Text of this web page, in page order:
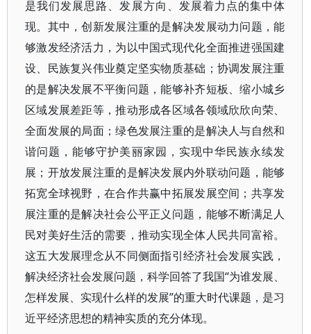
是我们发展思路、发展方向、发展着力点的集中体
现。其中，创新发展注重的是解决发展动力问题，能
够激发经济活力，为以中国式现代化全面推进强国建
设、民族复兴伟业奠定坚实物质基础；协调发展注重
的是解决发展不平衡问题，能够补齐短板、缩小城乡
区域发展差距等，推动形成各区域各领域欣欣向荣、
全面发展的局面；绿色发展注重的是解决人与自然和
谐问题，能够守护美丽家园，实现中华民族永续发
展；开放发展注重的是解决发展内外联动问题，能够
拓宽全球视野，在合作共赢中拓展发展空间；共享发
展注重的是解决社会公平正义问题，能够不断满足人
民对美好生活的需要，推动实现全体人民共同富裕。
这五大发展理念从不同侧面指引经济社会发展实践，
解决经济社会发展问题，科学回答了我国“为谁发展、
怎样发展、实现什么样的发展”的重大时代课题，是习
近平经济思想的精神实质的充分体现。